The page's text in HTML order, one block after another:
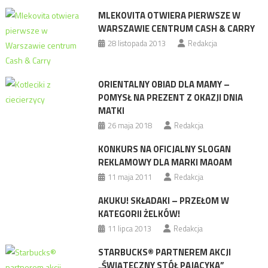
MLEKOVITA OTWIERA PIERWSZE W
WARSZAWIE CENTRUM CASH & CARRY
28 listopada 2013 Redakcja
ORIENTALNY OBIAD DLA MAMY –
POMYSŁ NA PREZENT Z OKAZJI DNIA
MATKI
26 maja 2018 Redakcja
KONKURS NA OFICJALNY SLOGAN
REKLAMOWY DLA MARKI MAOAM
11 maja 2011 Redakcja
AKUKU! SKŁADAKI – PRZEŁOM W
KATEGORII ŻELKÓW!
11 lipca 2013 Redakcja
STARBUCKS® PARTNEREM AKCJI